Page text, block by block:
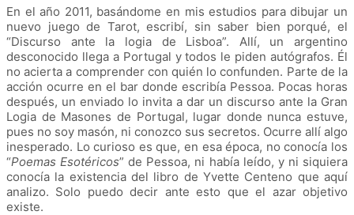
En el año 2011, basándome en mis estudios para dibujar un
nuevo juego de Tarot, escribí, sin saber bien porqué, el
“Discurso ante la logia de Lisboa”. Allí, un argentino
desconocido llega a Portugal y todos le piden autógrafos. Él
no acierta a comprender con quién lo confunden. Parte de la
acción ocurre en el bar donde escribía Pessoa. Pocas horas
después, un enviado lo invita a dar un discurso ante la Gran
Logia de Masones de Portugal, lugar donde nunca estuve,
pues no soy masón, ni conozco sus secretos. Ocurre allí algo
inesperado. Lo curioso es que, en esa época, no conocía los
“Poemas Esotéricos” de Pessoa, ni había leído, y ni siquiera
conocía la existencia del libro de Yvette Centeno que aquí
analizo. Solo puedo decir ante esto que el azar objetivo
existe.